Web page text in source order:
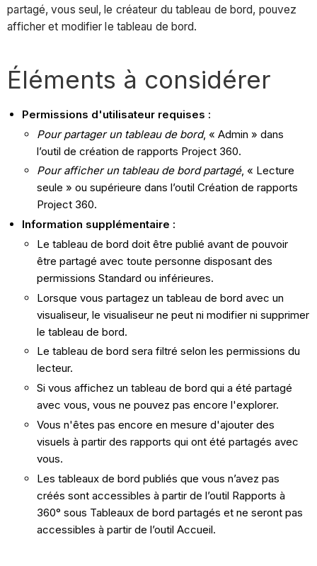
partagé, vous seul, le créateur du tableau de bord, pouvez
afficher et modifier le tableau de bord.
Éléments à considérer
Permissions d'utilisateur requises :
Pour partager un tableau de bord, « Admin » dans
l’outil de création de rapports Project 360.
Pour afficher un tableau de bord partagé, « Lecture
seule » ou supérieure dans l’outil Création de rapports
Project 360.
Information supplémentaire :
Le tableau de bord doit être publié avant de pouvoir
être partagé avec toute personne disposant des
permissions Standard ou inférieures.
Lorsque vous partagez un tableau de bord avec un
visualiseur, le visualiseur ne peut ni modifier ni supprimer
le tableau de bord.
Le tableau de bord sera filtré selon les permissions du
lecteur.
Si vous affichez un tableau de bord qui a été partagé
avec vous, vous ne pouvez pas encore l'explorer.
Vous n'êtes pas encore en mesure d'ajouter des
visuels à partir des rapports qui ont été partagés avec
vous.
Les tableaux de bord publiés que vous n’avez pas
créés sont accessibles à partir de l’outil Rapports à
360° sous Tableaux de bord partagés et ne seront pas
accessibles à partir de l’outil Accueil.